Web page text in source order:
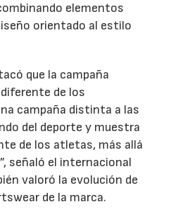
elementos
orientado al estilo
que la campaña
de los
campaña distinta a las
del deporte y muestra
de los atletas, más allá
señaló el internacional
valoró la evolución de
de la marca.